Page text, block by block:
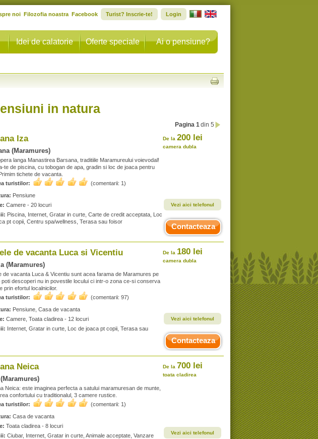
Idei de calatorie Oferte speciale Ai o pensiune?
noi Filozofia noastra Facebook Turist? Inscrie-te! Login
in natura
Pagina 1din 5
Iza
(Maramures)
langa Manastirea Barsana, traditiile Maramureului voievodal!
te de piscina, cu tobogan de apa, gradin si loc de joaca pentru
tichete de vacanta.
turistilor:
(comentarii: 1)
Pensiune
Camere - 20 locuri
Piscina, Internet, Gratar in curte, Carte de credit acceptata, Loc
pt copii, Centru spa/wellness, Terasa sau foisor
De la 200 lei
camera dubla
Vezi aici telefonul
Contacteaza
de vacanta Luca si Vicentiu
(Maramures)
de vacanta Luca & Vicentiu sunt acea farama de Maramures pe
poti descoperi nu in povestile locului ci intr-o zona ce-si conserva
prin efortul localnicilor.
turistilor:
(comentarii: 97)
Pensiune, Casa de vacanta
Camere, Toata cladirea - 12 locuri
Internet, Gratar in curte, Loc de joaca pt copii, Terasa sau
De la 180 lei
camera dubla
Vezi aici telefonul
Contacteaza
Neica
Neica: este imaginea perfecta a satului maramuresan de munte,
confortului cu traditionalul, 3 camere rustice.
turistilor:
(comentarii: 1)
Casa de vacanta
Toata cladirea - 8 locuri
Ciubar, Internet, Gratar in curte, Animale acceptate, Vanzare
De la 700 lei
toata cladirea
Vezi aici telefonul